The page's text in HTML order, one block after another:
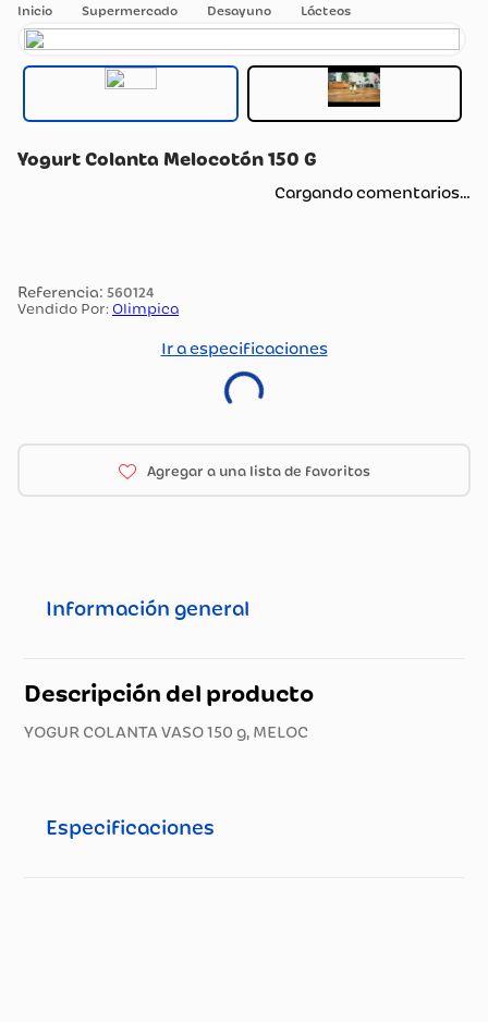
Supermercado Desayuno Lácteos
Yogurt Colanta Melocotón 150 G
Cargando comentarios…
: 560124
Vendido Por: Olimpica
Ir a especificaciones
Información general
Descripción del producto
YOGUR COLANTA VASO 150 g, MELOC
Especificaciones